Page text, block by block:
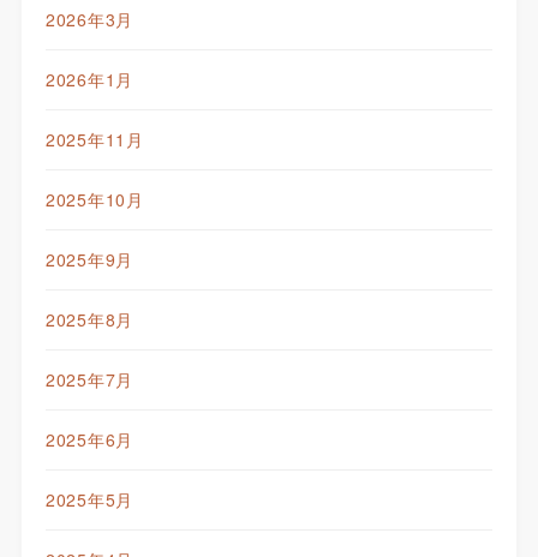
2026年3月
2026年1月
2025年11月
2025年10月
2025年9月
2025年8月
2025年7月
2025年6月
2025年5月